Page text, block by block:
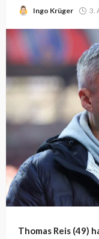
Ingo Krüger 3.
Thomas Reis (49)